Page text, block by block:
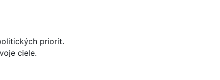
priorít.
ciele.